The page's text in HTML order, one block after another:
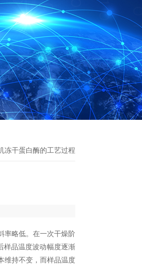
冻干蛋白酶的工艺过程
率略低。在一次干燥阶
样品温度波动幅度逐渐
维持不变，而样品温度